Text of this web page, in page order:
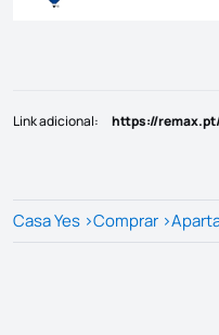
Link adicional: https://remax.pt/
Casa Yes >Comprar >